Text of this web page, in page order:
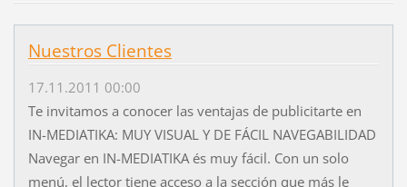
Nuestros Clientes
17.11.2011 00:00
Te invitamos a conocer las ventajas de publicitarte en
IN-MEDIATIKA: MUY VISUAL Y DE FÁCIL NAVEGABILIDAD
Navegar en IN-MEDIATIKA és muy fácil. Con un solo
menú, el lector tiene acceso a la sección que más le